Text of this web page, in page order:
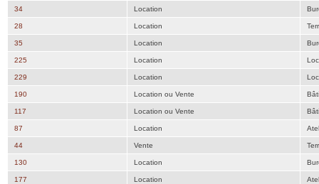
34 Location
28 Location
35 Location
225 Location
229 Location
190 Location ou Vente
117 Location ou Vente
87 Location
44 Vente
130 Location
177 Location